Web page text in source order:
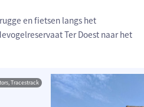
en fietsen langs het
Ter Doest naar het
Tracestrack